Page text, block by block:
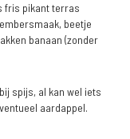
fris pikant terras
beetje
banaan (zonder
spijs, al kan wel iets
aardappel.